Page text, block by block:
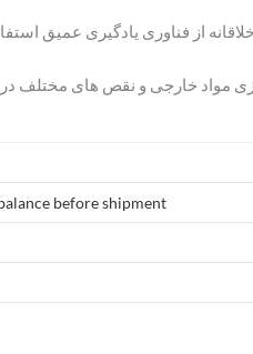
مواد خارجی و نقص های مختلف
before shipment